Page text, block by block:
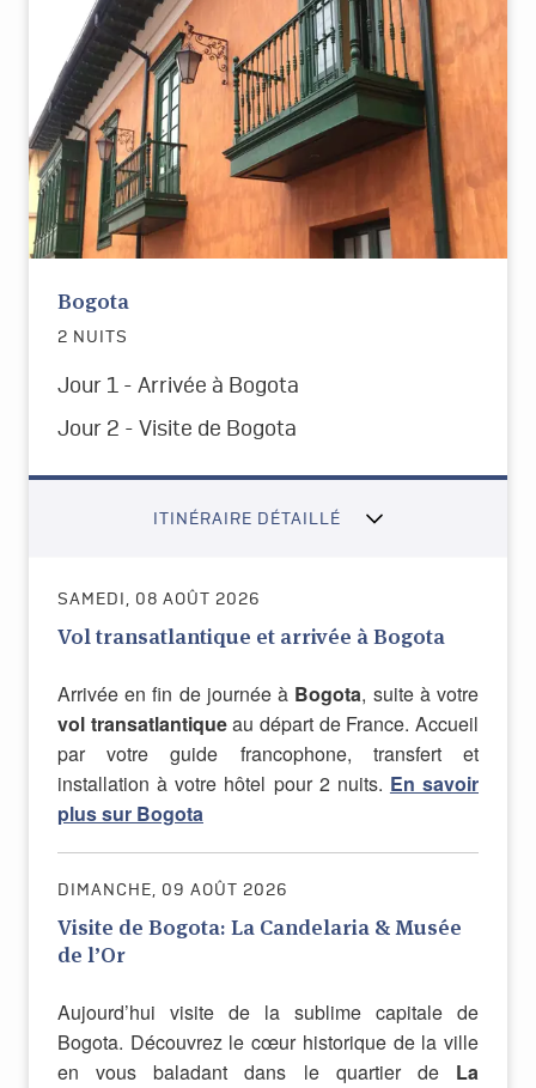
Bogota
2 NUITS
Jour 1 - Arrivée à Bogota
Jour 2 - Visite de Bogota
ITINÉRAIRE DÉTAILLÉ
SAMEDI, 08 AOÛT 2026
Vol transatlantique et arrivée à Bogota
Arrivée en fin de journée à Bogota, suite à votre
vol transatlantiqueau départ de France. Accueil
par votre guide francophone, transfert et
installation à votre hôtel pour 2 nuits. En savoir
plus sur Bogota
DIMANCHE, 09 AOÛT 2026
Visite de Bogota: La Candelaria & Musée
de l’Or
Aujourd’hui visite de la sublime capitale de
Bogota. Découvrez le cœur historique de la ville
en vous baladant dans le quartier de La